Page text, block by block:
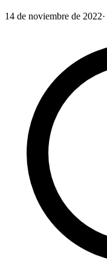
14 de noviembre de 2022·